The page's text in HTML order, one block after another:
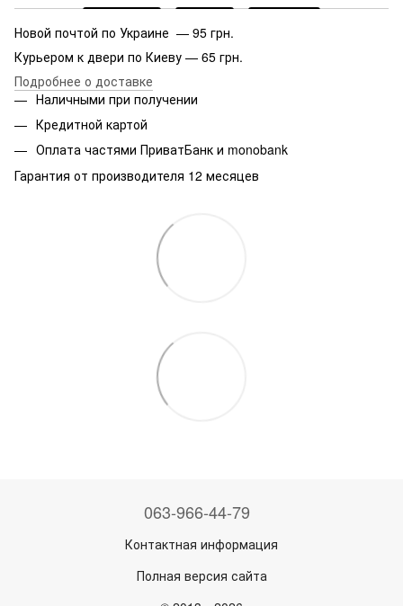
Новой почтой по Украине — 95 грн.
Курьером к двери по Киеву — 65 грн.
Подробнее о доставке
Наличными при получении
Кредитной картой
Оплата частями ПриватБанк и monobank
Гарантия от производителя 12 месяцев
063-966-44-79
Контактная информация
Полная версия сайта